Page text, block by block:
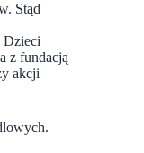
Stąd
Dzieci
z fundacją
akcji